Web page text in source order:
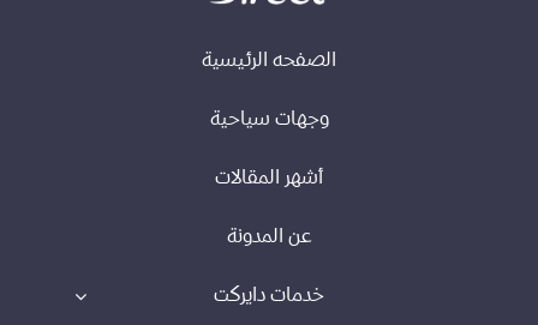
الصفحه الرئيسية
وجهات سياحية
أشهر المقالات
عن المدونة
خدمات دايركت